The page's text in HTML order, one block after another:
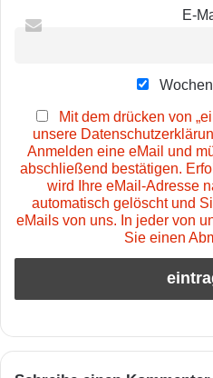
E-
Mit dem drücken von
unsere
Anmelden eine eMail und
abschließend bestätigen.
wird Ihre eMail-Adresse
automatisch gelöscht und
eMails von uns. In jeder von
Sie einen